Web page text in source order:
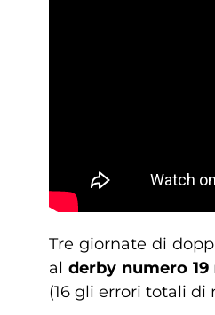
Tre giornate di
al derby numero 19
(16 gli errori totali